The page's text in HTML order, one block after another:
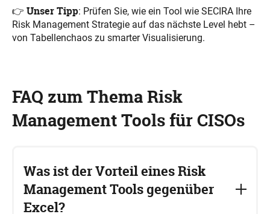
👉 Unser Tipp: Prüfen Sie, wie ein Tool wie SECIRA Ihre
Risk Management Strategie auf das nächste Level hebt –
von Tabellenchaos zu smarter Visualisierung.
FAQ zum Thema Risk
Management Tools für CISOs
Was ist der Vorteil eines Risk
Management Tools gegenüber
Excel?